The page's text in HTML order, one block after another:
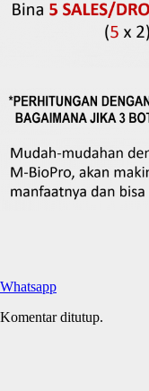
Whatsapp
Komentar ditutup.